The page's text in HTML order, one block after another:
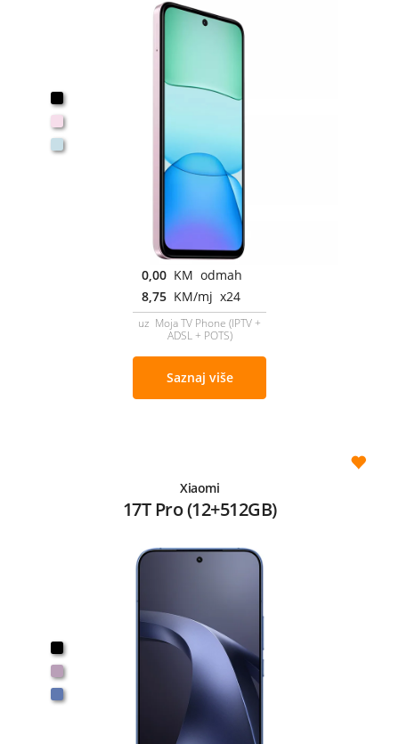
0,00 KM odmah
8,75 KM/mj x24
uz Moja TV Phone (IPTV +
ADSL + POTS)
Saznaj više
Xiaomi
17T Pro (12+512GB)